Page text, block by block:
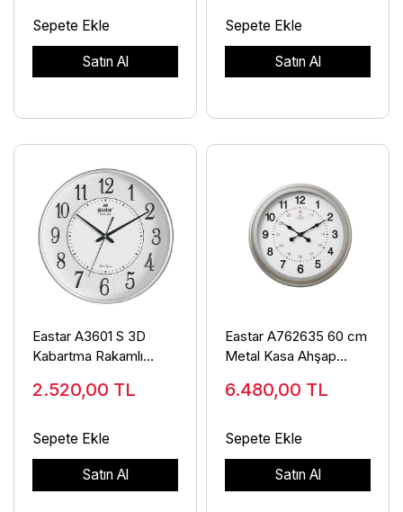
Sepete Ekle
Satın Al
Sepete Ekle
Satın Al
Eastar A3601 S 3D
Kabartma Rakamlı
2.520,00 TL
Sepete Ekle
Satın Al
Eastar A762635 60 cm
Metal Kasa Ahşap
6.480,00 TL
Sepete Ekle
Satın Al